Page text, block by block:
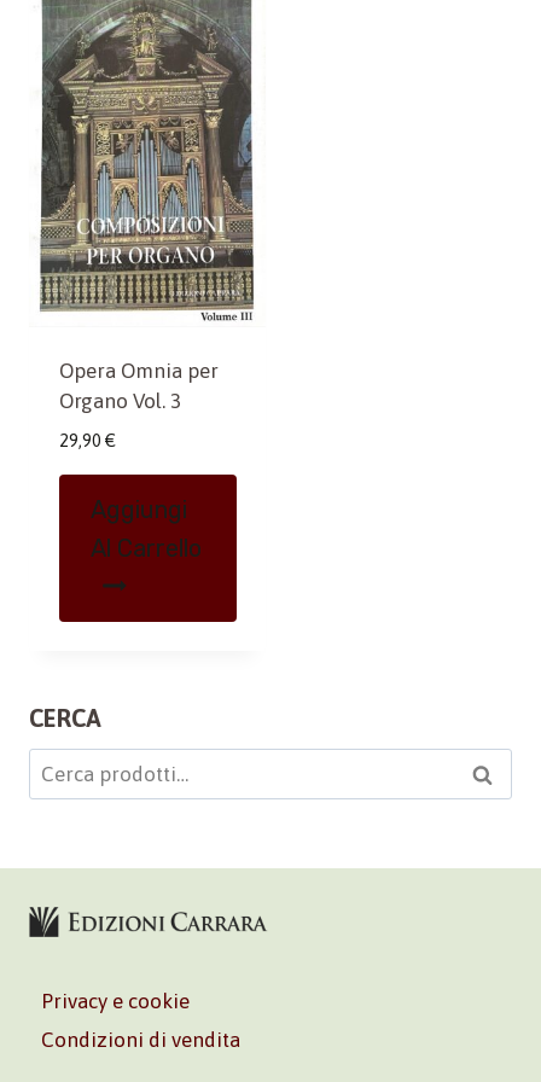
Opera Omnia per
Organo Vol. 3
29,90 €
Aggiungi
Al Carrello
CERCA
Cerca: Cerca
Privacy e cookie
Condizioni di vendita